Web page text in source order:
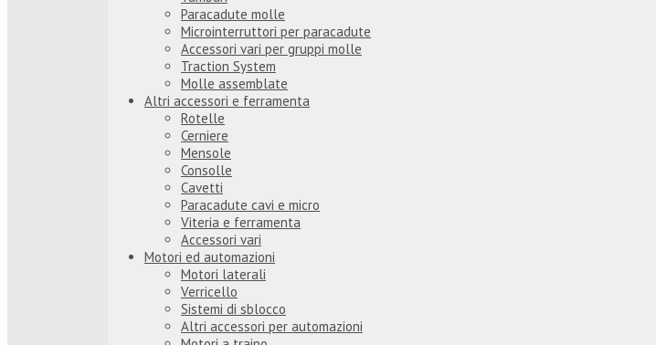
Paracadute molle
Microinterruttori per paracadute
Accessori vari per gruppi molle
Traction System
Molle assemblate
Altri accessori e ferramenta
Rotelle
Cerniere
Mensole
Consolle
Cavetti
Paracadute cavi e micro
Viteria e ferramenta
Accessori vari
Motori ed automazioni
Motori laterali
Verricello
Sistemi di sblocco
Altri accessori per automazioni